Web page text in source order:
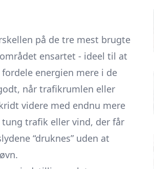
på de tre mest brugte
ensartet - ideel til at
fordele energien mere i de
når trafikrumlen eller
videre med endnu mere
trafik eller vind, der får
“druknes” uden at